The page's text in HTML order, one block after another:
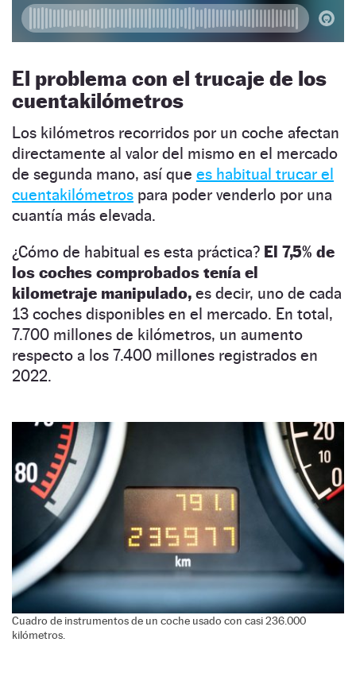
El problema con el trucaje de los
cuentakilómetros
Los kilómetros recorridos por un coche afectan
directamente al valor del mismo en el mercado
de segunda mano, así que es habitual trucar el
cuentakilómetros para poder venderlo por una
cuantía más elevada.
¿Cómo de habitual es esta práctica? El 7,5% de
los coches comprobados tenía el
kilometraje manipulado, es decir, uno de cada
13 coches disponibles en el mercado. En total,
7.700 millones de kilómetros, un aumento
respecto a los 7.400 millones registrados en
2022.
Cuadro de instrumentos de un coche usado con casi 236.000
kilómetros.